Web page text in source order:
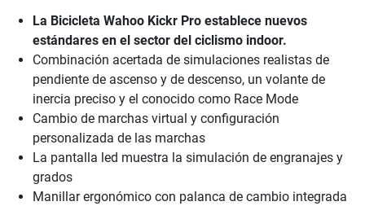
La Bicicleta Wahoo Kickr Pro establece nuevos
estándares en el sector del ciclismo indoor.
Combinación acertada de simulaciones realistas de
pendiente de ascenso y de descenso, un volante de
inercia preciso y el conocido como Race Mode
Cambio de marchas virtual y configuración
personalizada de las marchas
La pantalla led muestra la simulación de engranajes y
grados
Manillar ergonómico con palanca de cambio integrada